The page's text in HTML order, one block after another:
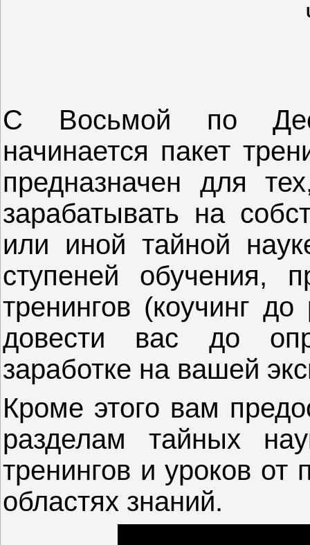
С Восьмой по
начинается пакет
предназначен для
зарабатывать на
или иной тайной
ступеней обучения,
тренингов (коучинг
довести вас до
заработке на вашей
Кроме этого вам
разделам тайных
тренингов и уроков от
областях знаний.